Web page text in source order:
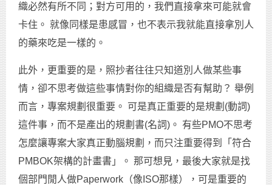
織必然有所不同；對方可用的，我們直接拿來可能就會
卡住。 就像同樣是患感冒，也不表示我就能直接拿別人
的藥來吃是一樣的。
此外，更重要的是，照抄者往往只知道別人做某些事
情，卻不思考做這些事情對你的組織是否有幫助？ 舉例
而言，專案規劃很重要。 可是真正重要的是規劃(動詞)
這件事，而不是產出的規劃書(名詞)。 有些PMO不思考
怎麼讓專案大家真正動腦規劃，而只注重要得到「符合
PMBOK架構的計畫書」。 那可想見，最後大家就是找
個部門閒人做Paperwork（像ISO那樣），可是重要的